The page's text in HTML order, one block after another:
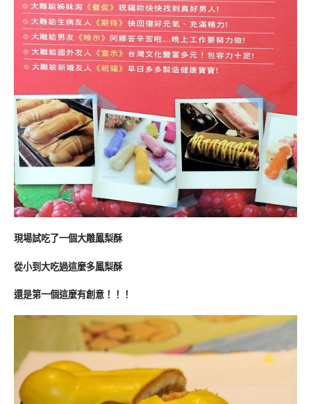
現場試吃了一個大雕鳳梨酥
從小到大吃過這麼多鳳梨酥
還是第一個這麼有創意！！！